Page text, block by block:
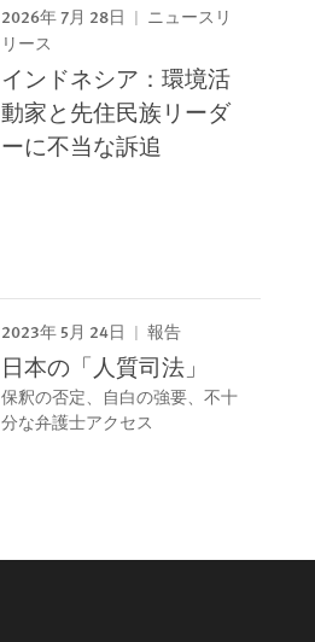
2026年 7月 28日
ニュースリ
リース
インドネシア：環境活
動家と先住民族リーダ
ーに不当な訴追
2023年 5月 24日 報告
日本の「人質司法」
保釈の否定、自白の強要、不十
分な弁護士アクセス